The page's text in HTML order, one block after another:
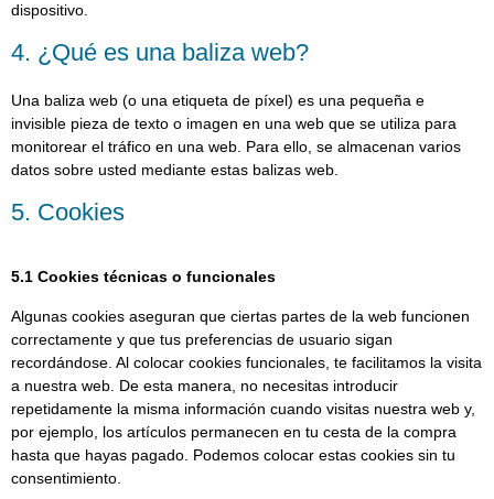
dispositivo.
4. ¿Qué es una baliza web?
Una baliza web (o una etiqueta de píxel) es una pequeña e
invisible pieza de texto o imagen en una web que se utiliza para
monitorear el tráfico en una web. Para ello, se almacenan varios
datos sobre usted mediante estas balizas web.
5. Cookies
5.1 Cookies técnicas o funcionales
Algunas cookies aseguran que ciertas partes de la web funcionen
correctamente y que tus preferencias de usuario sigan
recordándose. Al colocar cookies funcionales, te facilitamos la visita
a nuestra web. De esta manera, no necesitas introducir
repetidamente la misma información cuando visitas nuestra web y,
por ejemplo, los artículos permanecen en tu cesta de la compra
hasta que hayas pagado. Podemos colocar estas cookies sin tu
consentimiento.